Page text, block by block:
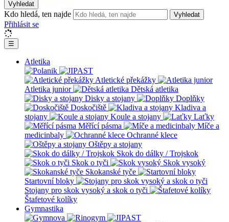
Vyhledat
Kdo hledá, ten najde Vyhledat
Přihlásit se
☰
Atletika
Atletické překážky
Atletika junior
Dětská atletika
Disky a stojany
Doplňky
Doskočiště
Kladiva a
stojany
Koule a stojany
Laťky
Měřící pásma
Míče a
medicinbaly
Ochranné klece
Oštěpy a stojany
Skok do dálky / Trojskok
Skok o tyči
Skok vysoký
Skokanské tyče
Startovní bloky
Stojany pro skok vysoký a skok o tyči
Štafetové kolíky
Gymnastika